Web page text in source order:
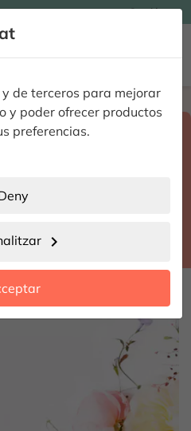
de terceros para mejorar
y poder ofrecer productos
preferencias.
chevron_right
Catalán

a domicilio Valencia
and delivery date